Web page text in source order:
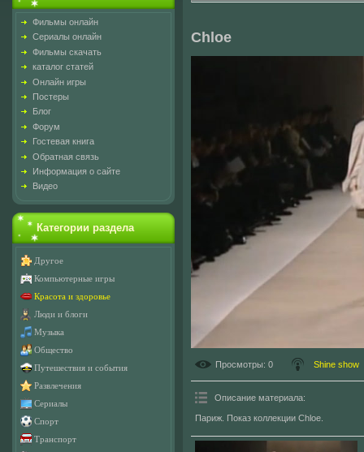
Фильмы онлайн
Сериалы онлайн
Фильмы скачать
каталог статей
Онлайн игры
Постеры
Блог
Форум
Гостевая книга
Обратная связь
Информация о сайте
Видео
Категории раздела
Другое
Компьютерные игры
Красота и здоровье
Люди и блоги
Музыка
Общество
Путешествия и события
Развлечения
Сериалы
Спорт
Транспорт
Chloe
Просмотры: 0 Shine show
Описание материала:
Париж. Показ коллекции Chloe.